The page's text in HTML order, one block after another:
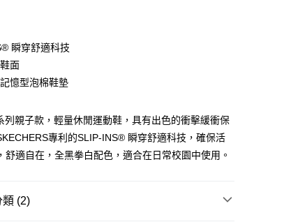
大哥大提供，台灣大哥大用戶可立即使用無須另外申請。
「大哥付你分期」，訂單成立後會自動跳轉到大哥付的交易
機門號後，選擇欲分期的期數、繳款截止日，確認付款後即
、可分期數及費用金額請依後續交易確認頁面所載為準。
分鐘內，如未前往確認交易或遇審核未通過，訂單將自動取
專審核」未通過狀況，表示未達大哥付你分期系統評分，恕
入電信帳單，「大哥付你分期」於每月結算日後寄送繳費提
瞬穿舒適科技
面
憶型泡棉鞋墊
列親子款，輕量休閒運動鞋，具有出色的衝擊緩衝保
專利的SLIP-INS® 瞬穿舒適科技，確保活
舒適自在，全黑拳白配色，適合在日常校園中使用。
類 (2)